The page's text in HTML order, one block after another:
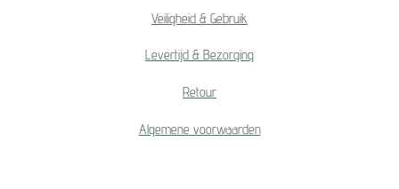
Veiligheid & Gebruik
Levertijd & Bezorging
Retour
Algemene voorwaarden